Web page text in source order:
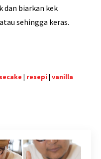
dan biarkan kek
sehingga keras.
| resepi | vanilla